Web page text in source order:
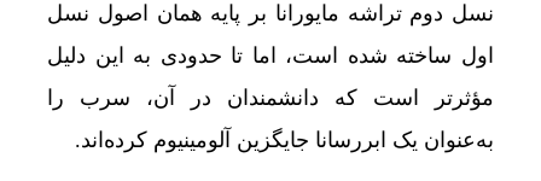
نسل دوم تراشه مایورانا بر پایه همان اصول نسل
اول ساخته شده است، اما تا حدودی به این دلیل
مؤثرتر است که دانشمندان در آن، سرب را
به‌عنوان یک ابررسانا جایگزین آلومینیوم کرده‌اند.